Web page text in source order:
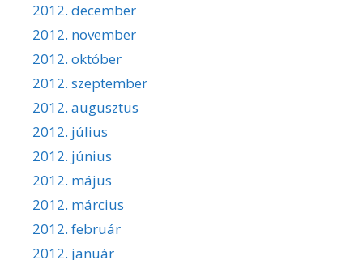
2012. december
2012. november
2012. október
2012. szeptember
2012. augusztus
2012. július
2012. június
2012. május
2012. március
2012. február
2012. január